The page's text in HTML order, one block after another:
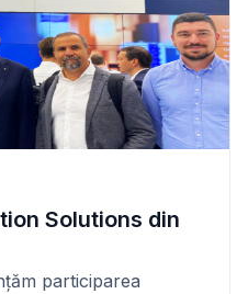
Solutions din
participarea